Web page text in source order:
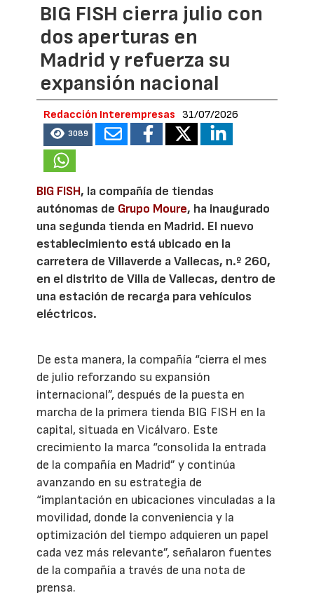
BIG FISH cierra julio con
dos aperturas en
Madrid y refuerza su
expansión nacional
Redacción Interempresas 31/07/2026
3089
BIG FISH, la compañía de tiendas
autónomas de Grupo Moure, ha inaugurado
una segunda tienda en Madrid. El nuevo
establecimiento está ubicado en la
carretera de Villaverde a Vallecas, n.º 260,
en el distrito de Villa de Vallecas, dentro de
una estación de recarga para vehículos
eléctricos.
De esta manera, la compañía “cierra el mes
de julio reforzando su expansión
internacional”, después de la puesta en
marcha de la primera tienda BIG FISH en la
capital, situada en Vicálvaro. Este
crecimiento la marca “consolida la entrada
de la compañía en Madrid” y continúa
avanzando en su estrategia de
“implantación en ubicaciones vinculadas a la
movilidad, donde la conveniencia y la
optimización del tiempo adquieren un papel
cada vez más relevante”, señalaron fuentes
de la compañía a través de una nota de
prensa.